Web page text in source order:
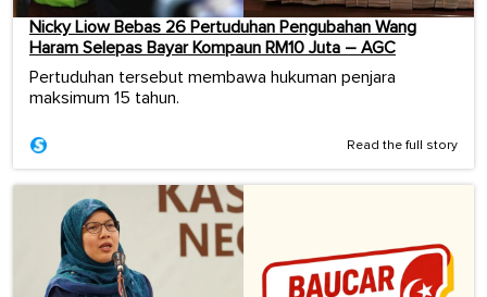
Nicky Liow Bebas 26 Pertuduhan Pengubahan Wang
Haram Selepas Bayar Kompaun RM10 Juta – AGC
Pertuduhan tersebut membawa hukuman penjara
maksimum 15 tahun.
Read the full story